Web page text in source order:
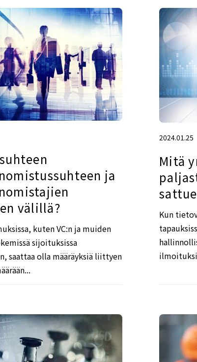
ja
välillä?
kuten VC:n ja muiden
sijoituksissa
saattaa olla määräyksiä liittyen
2024.01.25
Mitä
Kun